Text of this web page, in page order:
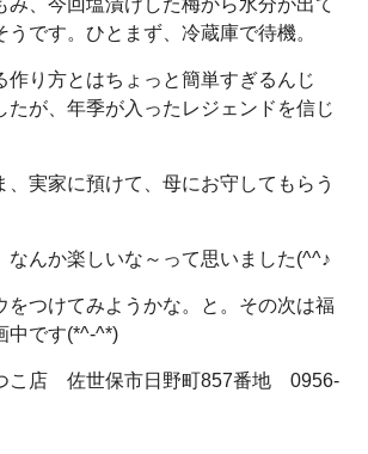
み、今回塩漬けした梅から水分が出て
うです。ひとまず、冷蔵庫で待機。
作り方とはちょっと簡単すぎるんじ
たが、年季が入ったレジェンドを信じ
、実家に預けて、母にお守してもらう
なんか楽しいな～って思いました(^^♪
をつけてみようかな。と。その次は福
中です(*^-^*)
こ店 佐世保市日野町857番地 0956-